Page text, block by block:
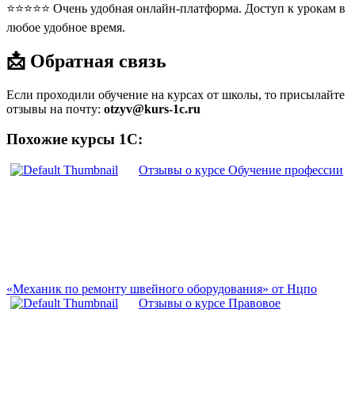
⭐⭐⭐⭐⭐ Очень удобная онлайн-платформа. Доступ к урокам в
любое удобное время.
📩 Обратная связь
Если проходили обучение на курсах от школы, то присылайте
отзывы на почту: otzyv@kurs-1c.ru
Похожие курсы 1С:
Отзывы о курсе Обучение профессии
«Механик по ремонту швейного оборудования» от Нцпо
Отзывы о курсе Правовое